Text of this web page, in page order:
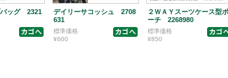
バッグ 2321
デイリーサコッシュ 2708
631
標準価格
¥600
２ＷＡＹスーツケース型ポ
ーチ 2268980
標準価格
¥850